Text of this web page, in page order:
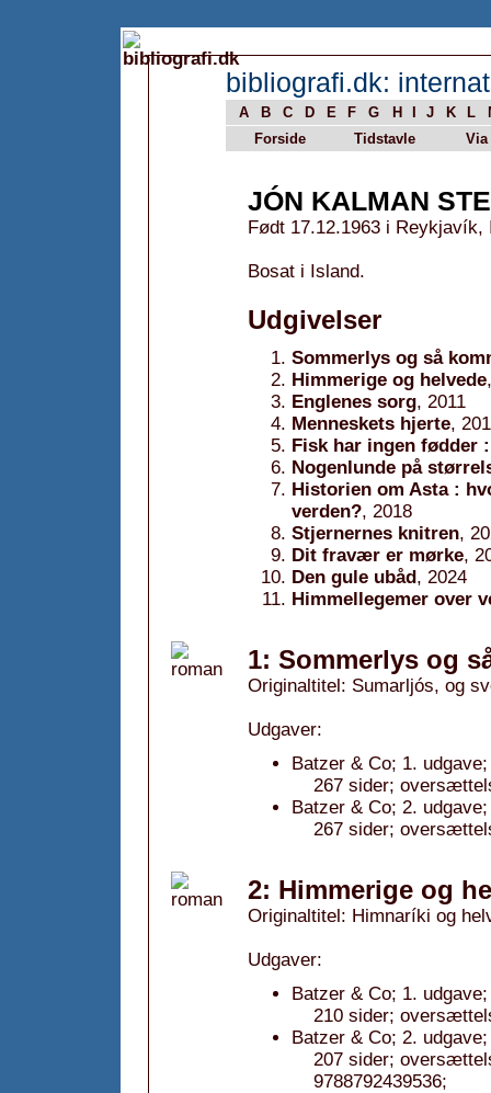
bibliografi.dk:
A B C D E F G H J K L
Forside
Tidstavle Via
JÓN KALMAN
Født 17.12.1963 i Reykjavík,
Bosat i Island.
Udgivelser
Sommerlys og så
Himmerige og helvede
Englenes sorg, 2011
Menneskets hjerte,
Fisk har ingen fødder
Nogenlunde på
Historien om Asta :
verden?, 2018
Stjernernes knitren,
Dit fravær er mørke,
Den gule ubåd, 2024
Himmellegemer over
1: Sommerlys og
Originaltitel: Sumarljós, og
Udgaver:
Batzer & Co; 1.
267 sider;
Batzer & Co; 2.
267 sider;
2: Himmerige og
Originaltitel: Himnaríki og
Udgaver:
Batzer & Co; 1.
210 sider;
Batzer & Co; 2.
207 sider;
9788792439536;